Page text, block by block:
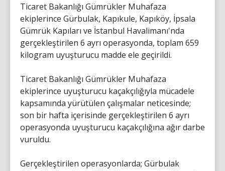
Ticaret Bakanlığı Gümrükler Muhafaza
ekiplerince Gürbulak, Kapıkule, Kapıköy, İpsala
Gümrük Kapıları ve İstanbul Havalimanı'nda
gerçekleştirilen 6 ayrı operasyonda, toplam 659
kilogram uyuşturucu madde ele geçirildi.
Ticaret Bakanlığı Gümrükler Muhafaza
ekiplerince uyuşturucu kaçakçılığıyla mücadele
kapsamında yürütülen çalışmalar neticesinde;
son bir hafta içerisinde gerçekleştirilen 6 ayrı
operasyonda uyuşturucu kaçakçılığına ağır darbe
vuruldu.
Gerçekleştirilen operasyonlarda; Gürbulak